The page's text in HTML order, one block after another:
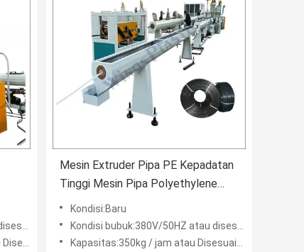
Mesin Extruder Pipa PE Kepadatan
Tinggi Mesin Pipa Polyethylene
Mesin Pipa Air PE
Kondisi:Baru
Kondisi bubuk:380V/50HZ atau disesuaikan
Kapasitas:350kg / jam atau Disesuaikan